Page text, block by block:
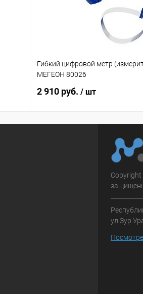
Гибкий цифровой метр
МЕГЕОН 80026
2 910 руб. / шт
ул.Зур